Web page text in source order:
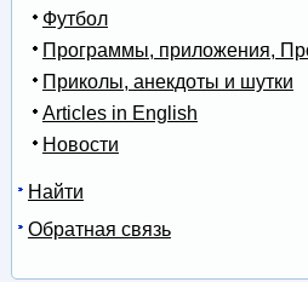
Футбол
Программы, приложения,
Приколы, анекдоты и шутки
Articles in English
Новости
Найти
Обратная связь